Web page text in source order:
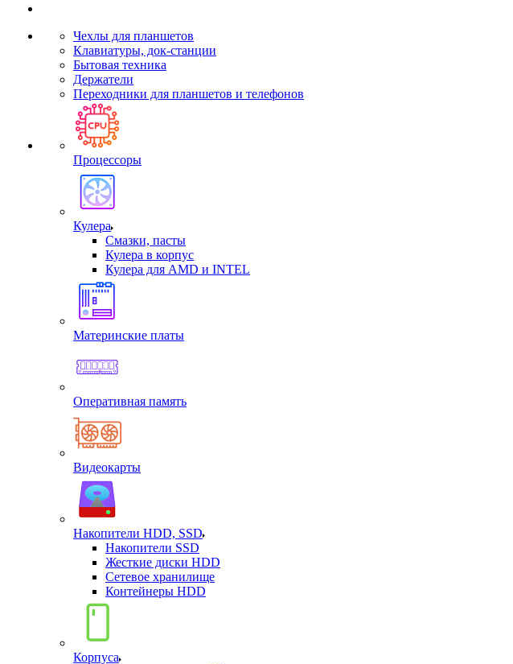
Чехлы для планшетов
Клавиатуры, док-станции
Бытовая техника
Держатели
Переходники для планшетов и телефонов
Процессоры
Кулера
Смазки, пасты
Кулера в корпус
Кулера для AMD и INTEL
Материнские платы
Оперативная память
Видеокарты
Накопители HDD, SSD
Накопители SSD
Жесткие диски HDD
Сетевое хранилище
Контейнеры HDD
Корпуса